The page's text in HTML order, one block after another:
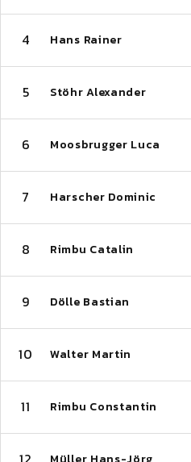
4 Hans Rainer
5 Stöhr Alexander
6 Moosbrugger Luca
7 Harscher Dominic
8 Rimbu Catalin
9 Dölle Bastian
10 Walter Martin
11 Rimbu Constantin